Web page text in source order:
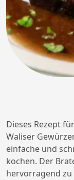
Dieses Rezept
Waliser
einfache und
kochen. Der
hervorragend